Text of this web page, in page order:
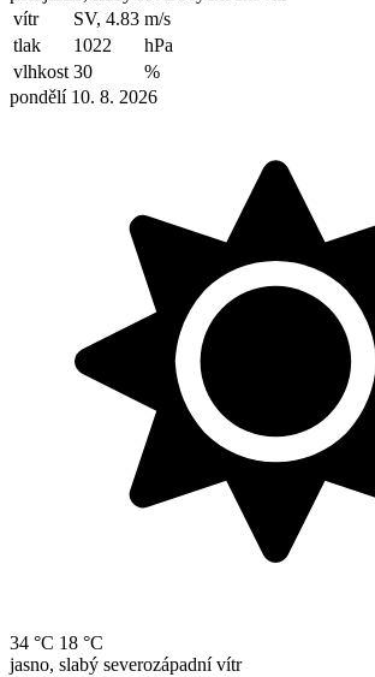
vítr
SV, 4.83 m/s
tlak
1022
hPa
vlhkost 30
%
pondělí 10. 8. 2026
34 °C 18 °C
jasno, slabý severozápadní vítr